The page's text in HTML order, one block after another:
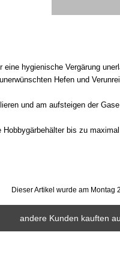
hygienische Vergärung
Hefen und
und am aufsteigen der
bis zu
Dieser Artikel wurde am Montag
andere Kunden kauften